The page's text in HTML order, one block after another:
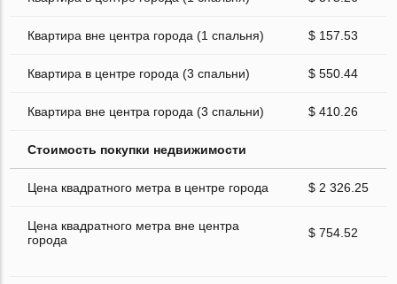
Квартира вне центра города (1 спальня) $ 157.53
Квартира в центре города (3 спальни) $ 550.44
Квартира вне центра города (3 спальни) $ 410.26
Стоимость покупки недвижимости
Цена квадратного метра в центре города $ 2 326.25
Цена квадратного метра вне центра
города
$ 754.52